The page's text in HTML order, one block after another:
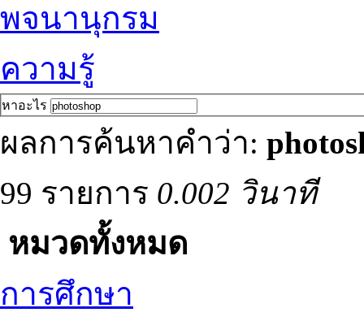
พจนานุกรม
ความรู้
หาอะไร
ผลการค้นหาคำว่า:
99 รายการ 0.002 วินาที
หมวดทั้งหมด
การศึกษา